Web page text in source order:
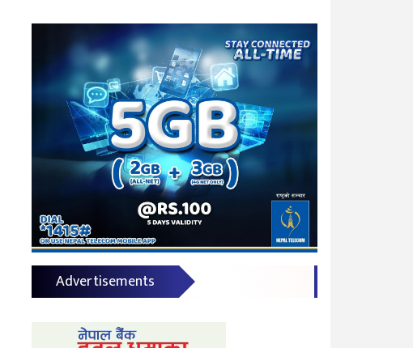
Advertisements